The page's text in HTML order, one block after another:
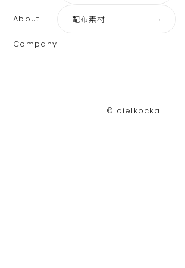
About
Company
配布素材 ›
©︎ cielkocka